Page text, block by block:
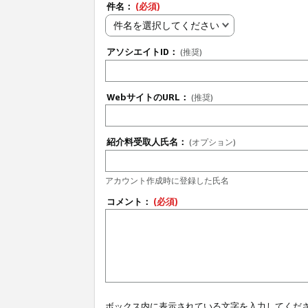
件名： (必須)
件名を選択してください
アソシエイトID： (推奨)
WebサイトのURL： (推奨)
紹介料受取人氏名： (オプション)
アカウント作成時に登録した氏名
コメント： (必須)